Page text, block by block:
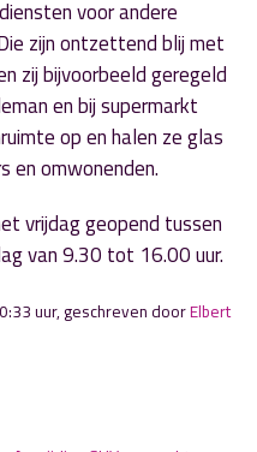
voor andere
zijn ontzettend blij met
zij bijvoorbeeld geregeld
en bij supermarkt
op en halen ze glas
en omwonenden.
vrijdag geopend tussen
van 9.30 tot 16.00 uur.
uur, geschreven doorElbert